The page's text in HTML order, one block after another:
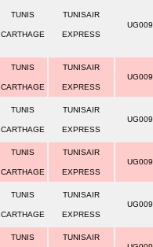
TUNIS
CARTHAGE
TUNISAIR
EXPRESS
UG009
TUNIS
CARTHAGE
TUNISAIR
EXPRESS
UG009
TUNIS
CARTHAGE
TUNISAIR
EXPRESS
UG009
TUNIS
CARTHAGE
TUNISAIR
EXPRESS
UG009
TUNIS
CARTHAGE
TUNISAIR
EXPRESS
UG009
TUNIS TUNISAIR